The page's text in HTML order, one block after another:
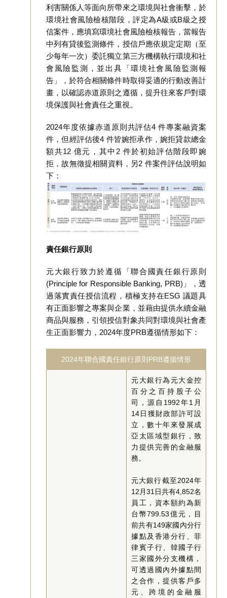
利害關係人等面向所帶來之環境與社會衝擊，於
環境社會風險檢核階段，評定為A級或B級之授
信案件，應填寫環境社會風險檢核報告，當報告
中列有貸後監測條件，授信戶應依規定定期（至
少每年一次）委託獨立第三方機構執行環境和社
會風險監測，並出具「環境社會風險監測報
告」，於符合相關條件時取得妥適的行動改善計
畫，以確認赤道原則之遵循，提升往來客戶對環
境保護與社會責任之重視。
2024年度依據赤道原則共評估4 件專案融資案
件，但經評估後4 件皆婉拒承作，婉拒貸款總金
額共12 億元，其中2 件於初始評估階段即婉
拒，故無徵提相關資料，另2 件案件評估說明如
下：
責任銀行原則
元大銀行致力於遵循「聯合國責任銀行原則
(Principle for Responsible Banking, PRB)」，透
過落實責任授信流程，積極支持在ESG 議題具
有正面影響之專案與企業，並藉由提供永續金融
商品與服務，引領授信對象共同對環境與社會產
生正面影響力，2024年度PRB遵循情形如下：
2024年聯合國責任銀行原則PRB遵循情形
元大銀行為元大金控
百分之百持股子公
司，源自1992年1月
14日獲財政部許可設
立，數十年來發展成
亞太區域型銀行，致
力提供完善的金融服
務。
元大銀行截至2024年
12月31日共有4,852名
員工，資本額約為新
台幣799.53億元，目
前共有149家國內分行
據點及香港分行、菲
律賓子行、韓國子行
三家國外分支機構，
可透過國內外據點間
之合作，提供客戶多
元、跨境的金融服